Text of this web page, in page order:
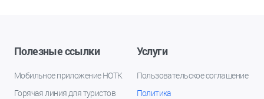
Полезные ссылки
Мобильное приложение НОТК
Горячая линия для туристов
Услуги
Пользовательское соглашение
Политика